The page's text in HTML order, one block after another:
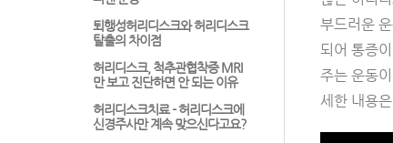
퇴행성허리디스크와 허리디스크
탈출의 차이점
허리디스크, 척추관협착증 MRI
만 보고 진단하면 안 되는 이유
허리디스크치료 - 허리디스크에
신경주사만 계속 맞으신다고요?
부드러운
되어 통증
주는 운동
세한 내용